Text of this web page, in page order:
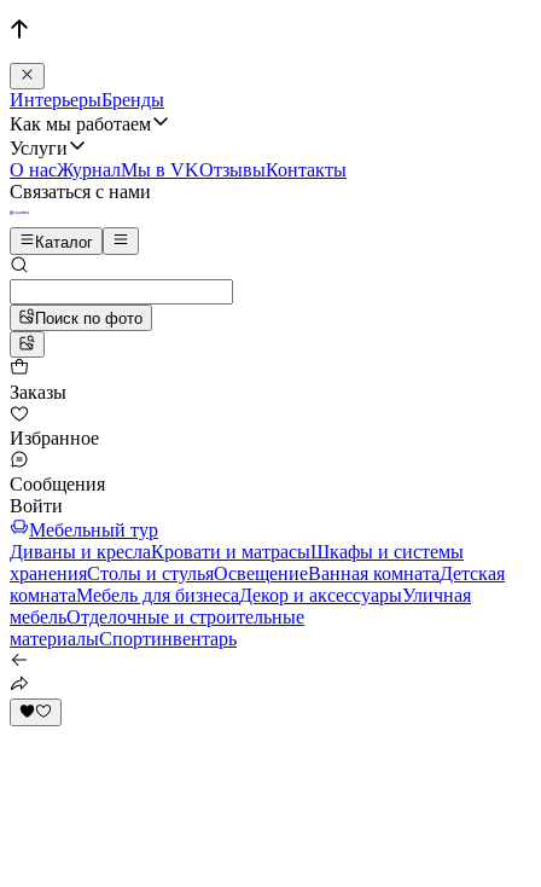
ИнтерьерыБренды
Как мы работаем
Услуги
О насЖурналМы в VKОтзывыКонтакты
Связаться с нами
Каталог
Поиск по фото
Заказы
Избранное
Сообщения
Войти
Мебельный тур
Диваны и креслаКровати и матрасыШкафы и системы
храненияСтолы и стульяОсвещениеВанная комнатаДетская
комнатаМебель для бизнесаДекор и аксессуарыУличная
мебельОтделочные и строительные
материалыСпортинвентарь